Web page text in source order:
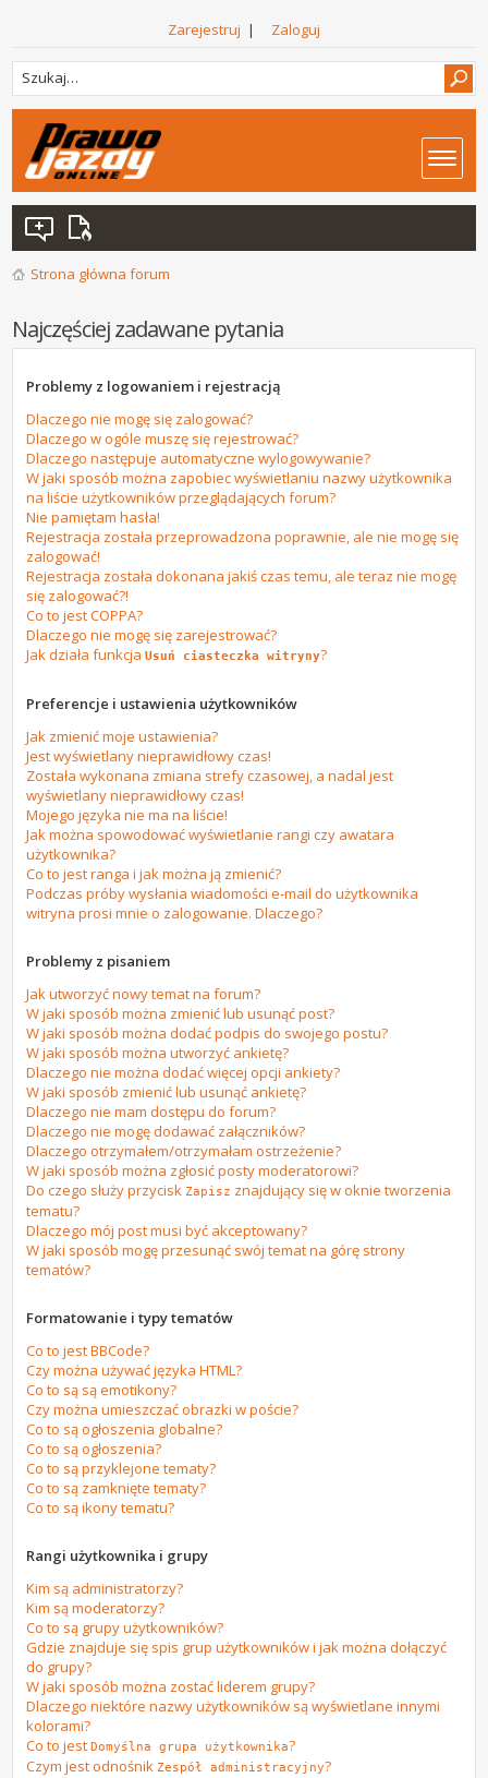
Zarejestruj | Zaloguj
Strona główna forum
Najczęściej zadawane pytania
Problemy z logowaniem i rejestracją
Dlaczego nie mogę się zalogować?
Dlaczego w ogóle muszę się rejestrować?
Dlaczego następuje automatyczne wylogowywanie?
W jaki sposób można zapobiec wyświetlaniu nazwy użytkownika
na liście użytkowników przeglądających forum?
Nie pamiętam hasła!
Rejestracja została przeprowadzona poprawnie, ale nie mogę się
zalogować!
Rejestracja została dokonana jakiś czas temu, ale teraz nie mogę
się zalogować?!
Co to jest COPPA?
Dlaczego nie mogę się zarejestrować?
Jak działa funkcjaUsuń ciasteczka witryny?
Preferencje i ustawienia użytkowników
Jak zmienić moje ustawienia?
Jest wyświetlany nieprawidłowy czas!
Została wykonana zmiana strefy czasowej, a nadal jest
wyświetlany nieprawidłowy czas!
Mojego języka nie ma na liście!
Jak można spowodować wyświetlanie rangi czy awatara
użytkownika?
Co to jest ranga i jak można ją zmienić?
Podczas próby wysłania wiadomości e-mail do użytkownika
witryna prosi mnie o zalogowanie. Dlaczego?
Problemy z pisaniem
Jak utworzyć nowy temat na forum?
W jaki sposób można zmienić lub usunąć post?
W jaki sposób można dodać podpis do swojego postu?
W jaki sposób można utworzyć ankietę?
Dlaczego nie można dodać więcej opcji ankiety?
W jaki sposób zmienić lub usunąć ankietę?
Dlaczego nie mam dostępu do forum?
Dlaczego nie mogę dodawać załączników?
Dlaczego otrzymałem/otrzymałam ostrzeżenie?
W jaki sposób można zgłosić posty moderatorowi?
Do czego służy przyciskZapisz znajdujący się w oknie tworzenia
tematu?
Dlaczego mój post musi być akceptowany?
W jaki sposób mogę przesunąć swój temat na górę strony
tematów?
Formatowanie i typy tematów
Co to jest BBCode?
Czy można używać języka HTML?
Co to są są emotikony?
Czy można umieszczać obrazki w poście?
Co to są ogłoszenia globalne?
Co to są ogłoszenia?
Co to są przyklejone tematy?
Co to są zamknięte tematy?
Co to są ikony tematu?
Rangi użytkownika i grupy
Kim są administratorzy?
Kim są moderatorzy?
Co to są grupy użytkowników?
Gdzie znajduje się spis grup użytkowników i jak można dołączyć
do grupy?
W jaki sposób można zostać liderem grupy?
Dlaczego niektóre nazwy użytkowników są wyświetlane innymi
kolorami?
Co to jestDomyślna grupa użytkownika?
Czym jest odnośnikZespół administracyjny?